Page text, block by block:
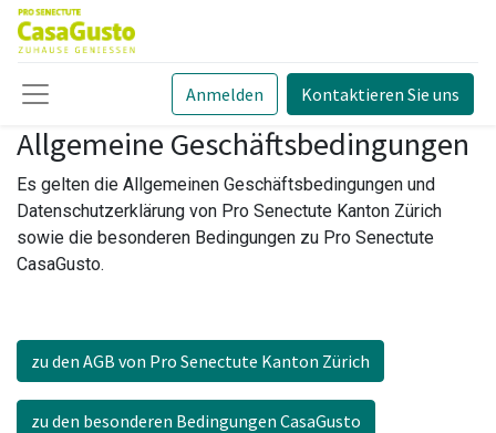
Anmelden Kontaktieren Sie uns
Allgemeine Geschäftsbedingungen
Es gelten die Allgemeinen Geschäftsbedingungen und
Datenschutzerklärung von Pro Senectute Kanton Zürich
sowie die besonderen Bedingungen zu Pro Senectute
CasaGusto.
zu den AGB von Pro Senectute Kanton Zürich
zu den besonderen Bedingungen CasaGusto